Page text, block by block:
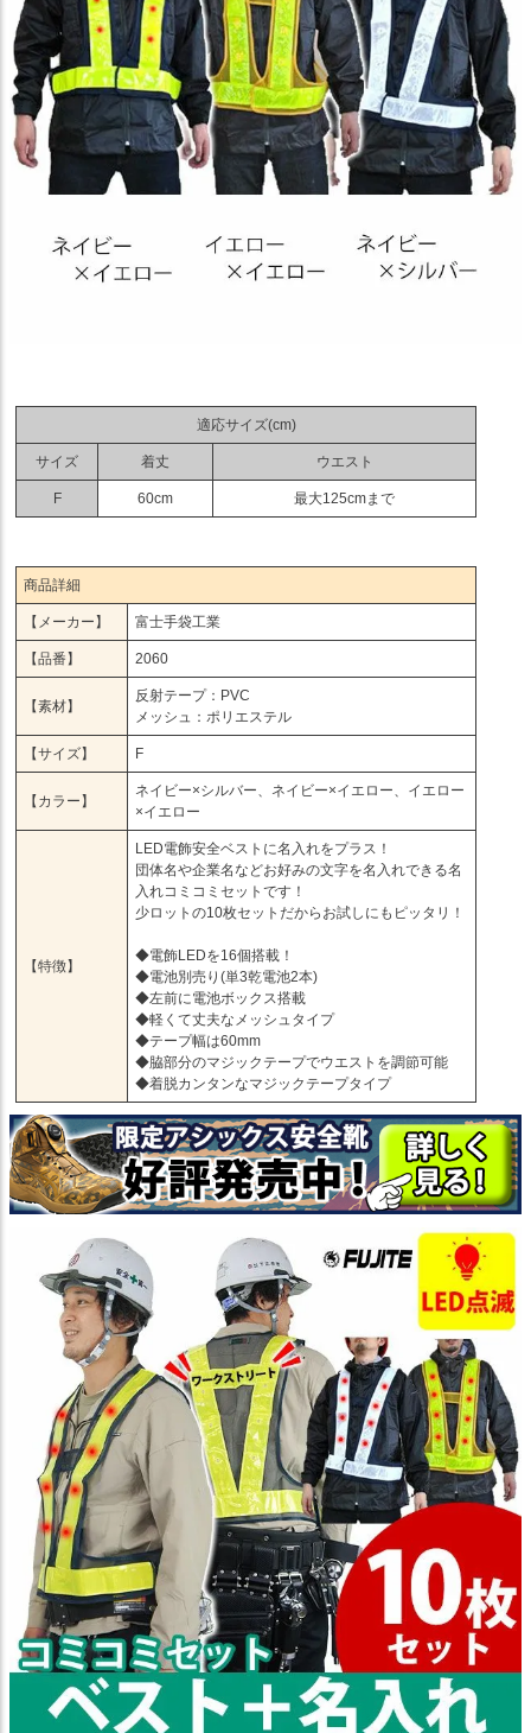
適応サイズ(cm)
サイズ 着丈 ウエスト
F 60cm 最大125cmまで
商品詳細
【メーカー】 富士手袋工業
【品番】 2060
【素材】
反射テープ：PVC
メッシュ：ポリエステル
【サイズ】 F
【カラー】
ネイビー×シルバー、ネイビー×イエロー、イエロー
×イエロー
【特徴】
LED電飾安全ベストに名入れをプラス！
団体名や企業名などお好みの文字を名入れできる名
入れコミコミセットです！
少ロットの10枚セットだからお試しにもピッタリ！
◆電飾LEDを16個搭載！
◆電池別売り(単3乾電池2本)
◆左前に電池ボックス搭載
◆軽くて丈夫なメッシュタイプ
◆テープ幅は60mm
◆脇部分のマジックテープでウエストを調節可能
◆着脱カンタンなマジックテープタイプ